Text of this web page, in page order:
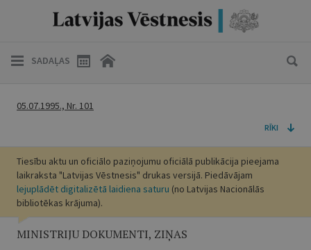
SADAĻAS
05.07.1995., Nr. 101
RĪKI
Tiesību aktu un oficiālo paziņojumu oficiālā publikācija pieejama
laikraksta "Latvijas Vēstnesis" drukas versijā. Piedāvājam
lejuplādēt digitalizētā laidiena saturu (no Latvijas Nacionālās
bibliotēkas krājuma).
MINISTRIJU DOKUMENTI, ZIŅAS